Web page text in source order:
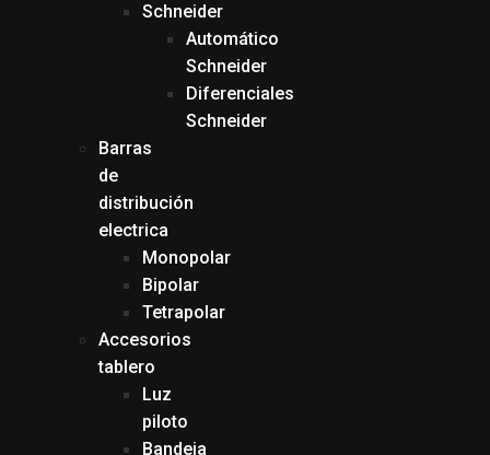
Schneider
Automático
Schneider
Diferenciales
Schneider
Barras
de
distribución
electrica
Monopolar
Bipolar
Tetrapolar
Accesorios
tablero
Luz
piloto
Bandeja